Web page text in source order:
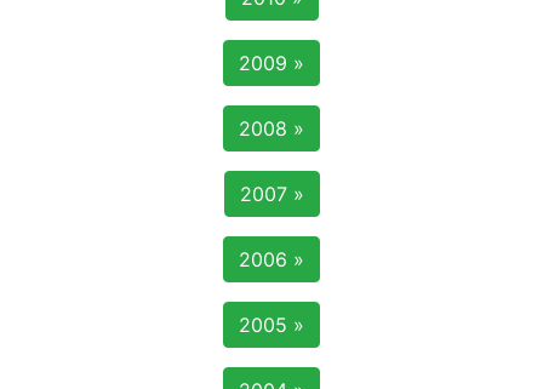
2009 »
2008 »
2007 »
2006 »
2005 »